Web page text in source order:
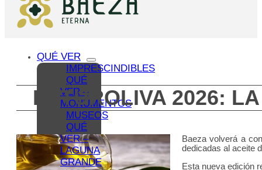
QUÉ VER
IMPRESCINDIBLES
QUÉ
VER –
MONUMENTOS
MUSEOS
QUÉ
VER –
LAGUNA
GRANDE
FUTUROLIVA 2026:
Baeza volverá a
dedicadas al aceite
Esta nueva edición